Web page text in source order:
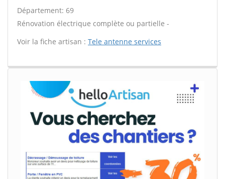
Département: 69
Rénovation électrique complète ou partielle -
Voir la fiche artisan : Tele antenne services